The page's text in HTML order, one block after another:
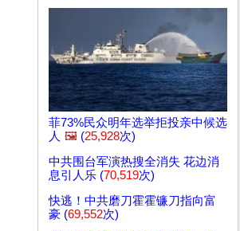
菲73%民众明年选举拒投亲中候选
人 🖼️ (25,928次)
中共围台军演热搜全消失 花边消
息引人乐 (70,519次)
快逃！中共磨刀霍霍镰刀指向富
豪 (69,552次)